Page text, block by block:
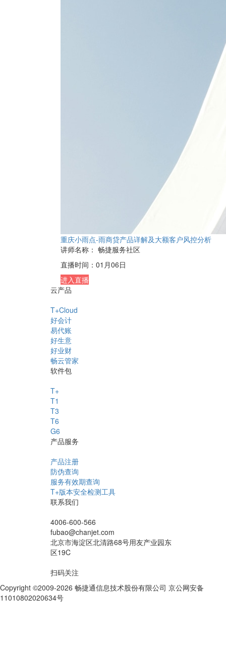
重庆小雨点-雨商贷产品详解及大额客户风控分析
讲师名称： 畅捷服务社区
直播时间： 01月06日
进入直播
云产品
T+Cloud
好会计
易代账
好生意
好业财
畅云管家
软件包
T+
T1
T3
T6
G6
产品服务
产品注册
防伪查询
服务有效期查询
T+版本安全检测工具
联系我们
4006-600-566
fubao@chanjet.com
北京市海淀区北清路68号用友产业园东
区19C
扫码关注
Copyright ©2009-2026 畅捷通信息技术股份有限公司 京公网安备
11010802020634号